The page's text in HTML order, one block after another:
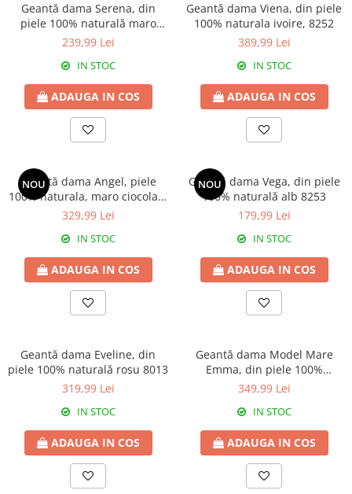
Geantă dama Serena, din
piele 100% naturală maro
ciocolata 8244
239,99 Lei
IN STOC
ADAUGA IN COS
Geantă dama Viena, din piele
100% naturala ivoire, 8252
389,99 Lei
IN STOC
ADAUGA IN COS
NOU
Geantă dama Angel, piele
100% naturala, maro ciocolata
, 8056
329,99 Lei
IN STOC
ADAUGA IN COS
NOU
Geantă dama Vega, din piele
100% naturală alb 8253
179,99 Lei
IN STOC
ADAUGA IN COS
Geantă dama Eveline, din
piele 100% naturală rosu 8013
319,99 Lei
IN STOC
ADAUGA IN COS
Geantă dama Model Mare
Emma, din piele 100%
naturala ,negru,8008
349,99 Lei
IN STOC
ADAUGA IN COS